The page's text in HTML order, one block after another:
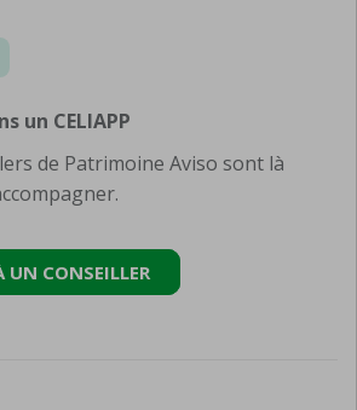
un CELIAPP
de Patrimoine Aviso sont là
UN CONSEILLER